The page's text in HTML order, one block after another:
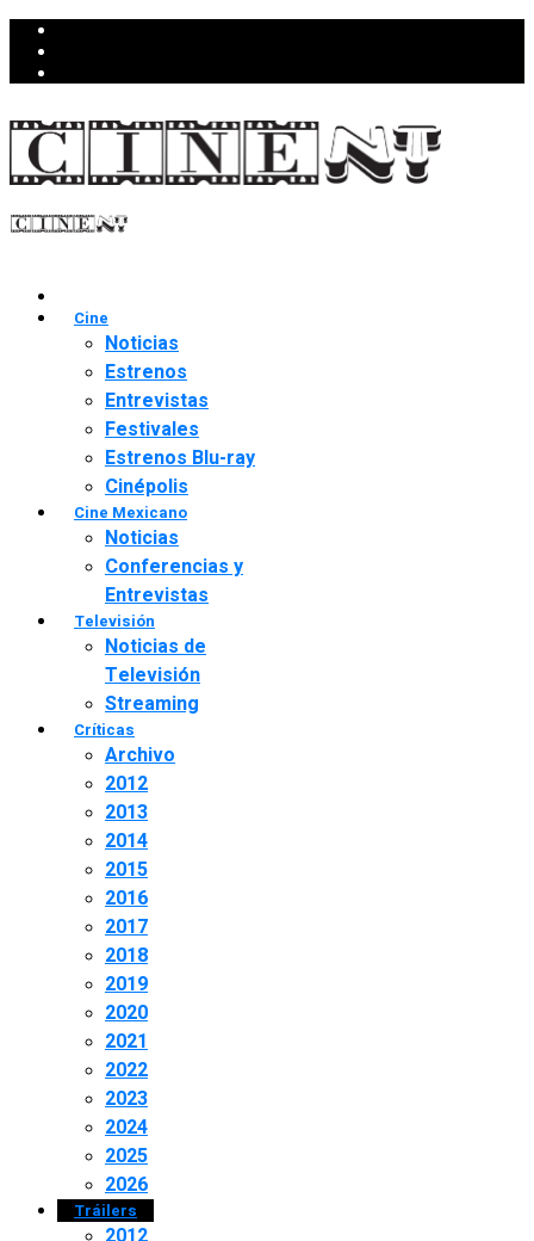
Cine
Noticias
Estrenos
Entrevistas
Festivales
Estrenos Blu-ray
Cinépolis
Cine Mexicano
Noticias
Conferencias y
Entrevistas
Televisión
Noticias de
Televisión
Streaming
Críticas
Archivo
2012
2013
2014
2015
2016
2017
2018
2019
2020
2021
2022
2023
2024
2025
2026
Tráilers